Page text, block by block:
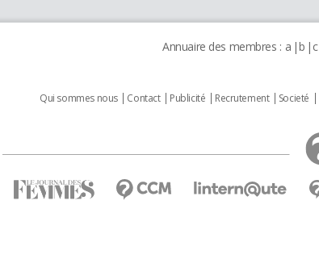
Annuaire des membres : a b c
Qui sommes nous Contact Publicité Recrutement Societé